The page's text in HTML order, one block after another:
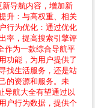
导航内容，增加新
升：与高权重、相关
行为优化：通过优化
率，提高搜索引擎评
作为一款综合导航平
功能，为用户提供了
找生活服务，还是站
的资源和服务。未
导航大全有望通过以
户行为数据，提供个